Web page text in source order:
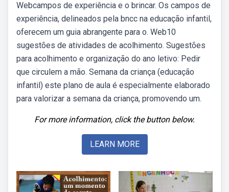
Webcampos de experiência e o brincar. Os campos de
experiência, delineados pela bncc na educação infantil,
oferecem um guia abrangente para o. Web10
sugestões de atividades de acolhimento. Sugestões
para acolhimento e organização do ano letivo: Pedir
que circulem a mão. Semana da criança (educação
infantil) este plano de aula é especialmente elaborado
para valorizar a semana da criança, promovendo um.
For more information, click the button below.
LEARN MORE